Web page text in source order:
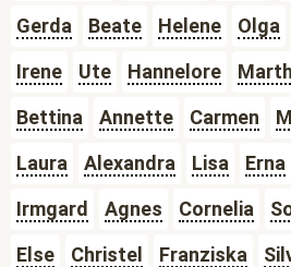
Gerda
Beate Helene Olga
Irene
Ute Hannelore
Bettina
Annette Carmen
Laura
Alexandra Lisa Erna
Irmgard
Agnes Cornelia
Else
Christel Franziska